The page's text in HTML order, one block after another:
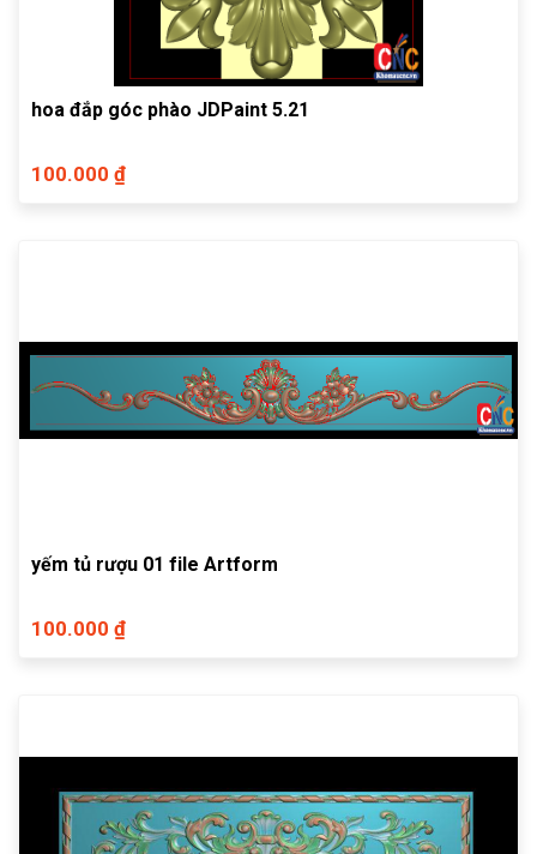
hoa đắp góc phào JDPaint 5.21
100.000 ₫
yếm tủ rượu 01 file Artform
100.000 ₫